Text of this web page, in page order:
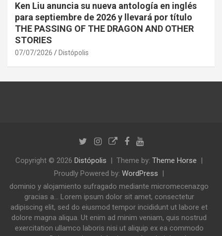
Ken Liu anuncia su nueva antología en inglés
para septiembre de 2026 y llevará por título
THE PASSING OF THE DRAGON AND OTHER
STORIES
07/07/2026 Distópolis
Copyright © 2026 Distópolis Theme by: Theme Horse
Proudly Powered by: WordPress
dominio y alojamiento sufragado mediante micromecenazgo
gracias a... Lorem ipsum dolor sit amet, consectetur
adipiscing elit, sed do eiusmod tempor incididunt ut labore et
dolore magna aliqua. Ut enim ad minim veniam, quis nostrud
exercitation ullamco laboris nisi ut aliquip ex ea commodo